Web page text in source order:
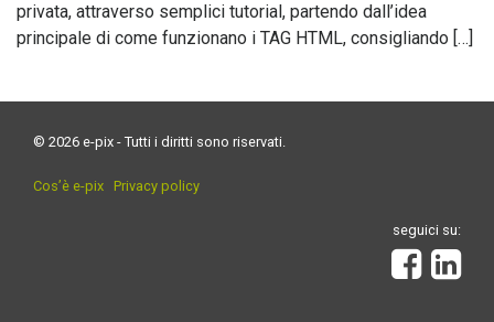
privata, attraverso semplici tutorial, partendo dall’idea
principale di come funzionano i TAG HTML, consigliando […]
© 2026 e-pix - Tutti i diritti sono riservati.
Cos’è e-pix Privacy policy
seguici su: